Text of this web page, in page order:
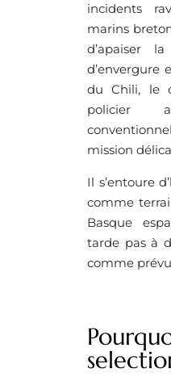
incidents
marins
d’apaiser
d’envergure
du Chili, le
policier
mission
Il s’entoure
comme
Basque
tarde pas à
comme